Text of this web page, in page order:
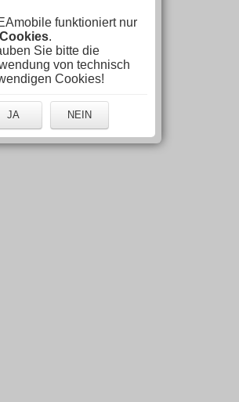
funktioniert nur
Cookies.
Sie bitte die
von technisch
Cookies!
JA NEIN